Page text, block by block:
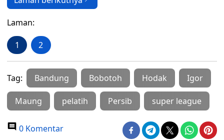
Laman:
1 2
Tag: Bandung Bobotoh Hodak Igor
Maung pelatih Persib super league
0 Komentar